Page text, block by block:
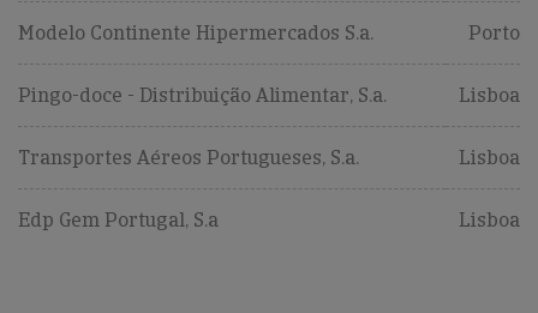
Modelo Continente Hipermercados S.a. Porto
Pingo-doce - Distribuição Alimentar, S.a. Lisboa
Transportes Aéreos Portugueses, S.a. Lisboa
Edp Gem Portugal, S.a Lisboa